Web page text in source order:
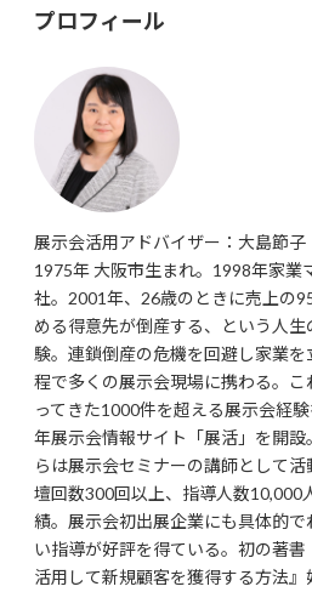
プロフィール
展示会活用アドバイザー：大島節子
1975年 大阪市生まれ。1998年家業
社。2001年、26歳のときに売上の
める得意先が倒産する、という人生
験。連鎖倒産の危機を回避し家業を
程で多くの展示会現場に携わる。こ
ってきた1000件を超える展示会経
年展示会情報サイト「展活」を開設
らは展示会セミナーの講師として活
壇回数300回以上、指導人数10,000
績。展示会初出展企業にも具体的で
い指導が好評を得ている。初の著書
活用して新規顧客を獲得する方法』